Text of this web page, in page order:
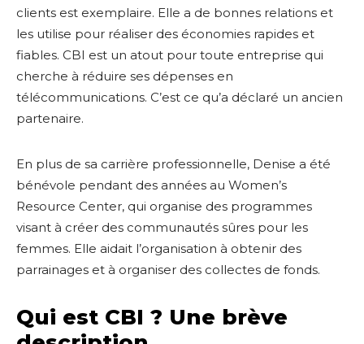
clients est exemplaire. Elle a de bonnes relations et
les utilise pour réaliser des économies rapides et
fiables. CBI est un atout pour toute entreprise qui
cherche à réduire ses dépenses en
télécommunications. C’est ce qu’a déclaré un ancien
partenaire.
En plus de sa carrière professionnelle, Denise a été
bénévole pendant des années au Women’s
Resource Center, qui organise des programmes
visant à créer des communautés sûres pour les
femmes. Elle aidait l’organisation à obtenir des
parrainages et à organiser des collectes de fonds.
Qui est CBI ? Une brève